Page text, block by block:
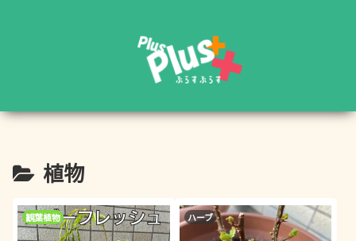
植物
観葉植物 ハーブ